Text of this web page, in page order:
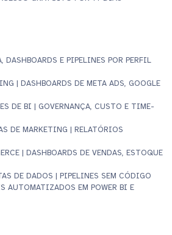
DASHBOARDS E PIPELINES POR PERFIL
| DASHBOARDS DE META ADS, GOOGLE
DE BI | GOVERNANÇA, CUSTO E TIME-
DE MARKETING | RELATÓRIOS
| DASHBOARDS DE VENDAS, ESTOQUE
DE DADOS | PIPELINES SEM CÓDIGO
AUTOMATIZADOS EM POWER BI E